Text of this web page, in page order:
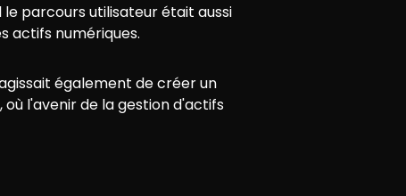
parcours utilisateur était aussi
actifs numériques.
également de créer un
l'avenir de la gestion d'actifs